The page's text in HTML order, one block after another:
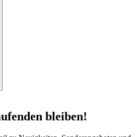
bleiben!